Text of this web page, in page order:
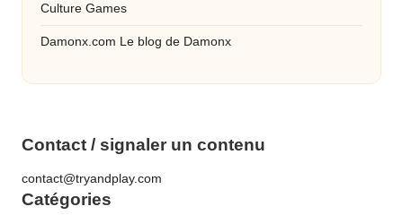
Culture Games
Damonx.com Le blog de Damonx
Contact / signaler un contenu
contact@tryandplay.com
Catégories